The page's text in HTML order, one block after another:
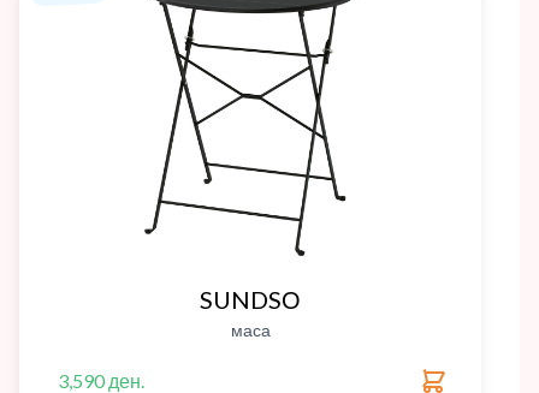
SUNDSО
маса
3,590 ден.